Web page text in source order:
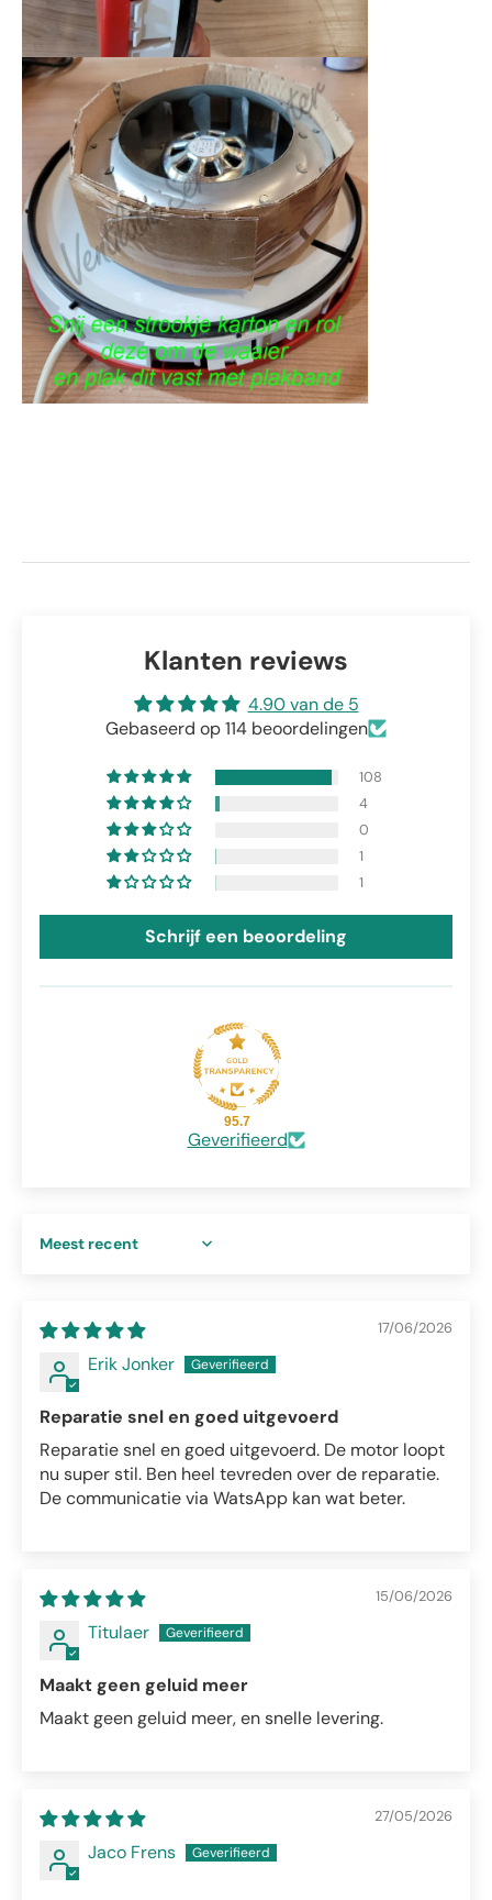
Klanten reviews
4.90 van de 5
Gebaseerd op 114 beoordelingen
108
4
0
1
1
Schrijf een beoordeling
95.7
Geverifieerd
Sort by
17/06/2026
Erik Jonker
Reparatie snel en goed uitgevoerd
Reparatie snel en goed uitgevoerd. De motor loopt
nu super stil. Ben heel tevreden over de reparatie.
De communicatie via WatsApp kan wat beter.
15/06/2026
Titulaer
Maakt geen geluid meer
Maakt geen geluid meer, en snelle levering.
27/05/2026
Jaco Frens